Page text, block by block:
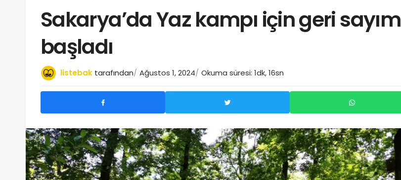
Sakarya’da Yaz kampı için geri sayım
başladı
listebak tarafından Ağustos 1, 2024 Okuma süresi: 1dk, 16sn